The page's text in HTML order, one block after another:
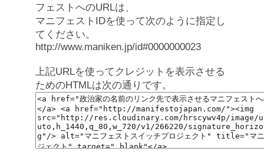
フェストへのURLは、
マニフェストIDを使って次のように指定し
てください。
http://www.maniken.jp/id#0000000023
上記URLを使ってクレジットを表示させる
ためのHTMLは次の通りです。